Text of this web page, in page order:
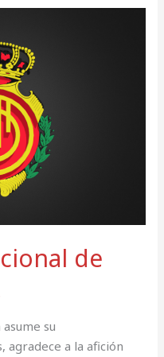
de
su
agradece a la afición